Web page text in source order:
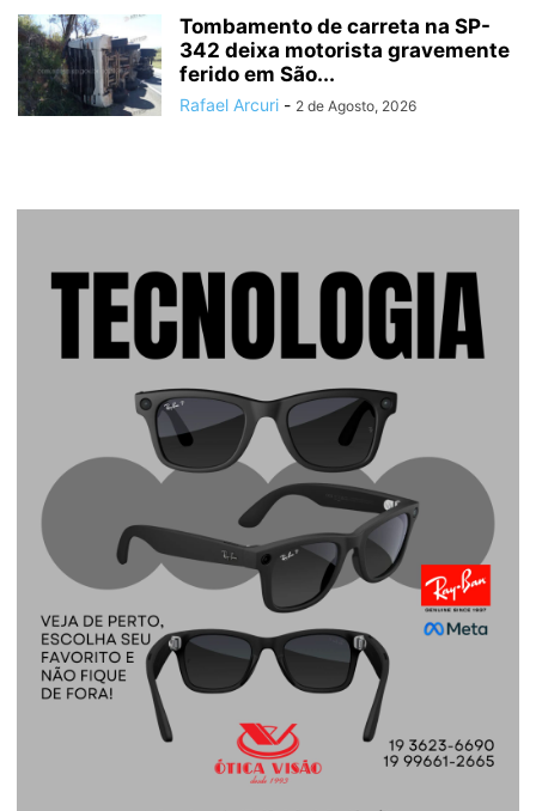
Tombamento de carreta na SP-
342 deixa motorista gravemente
ferido em São...
Rafael Arcuri - 2 de Agosto, 2026